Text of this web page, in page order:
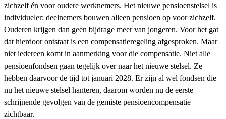
zichzelf én voor oudere werknemers. Het nieuwe pensioenstelsel is
individueler: deelnemers bouwen alleen pensioen op voor zichzelf.
Ouderen krijgen dan geen bijdrage meer van jongeren. Voor het gat
dat hierdoor ontstaat is een compensatieregeling afgesproken. Maar
niet iedereen komt in aanmerking voor die compensatie. Niet alle
pensioenfondsen gaan tegelijk over naar het nieuwe stelsel. Ze
hebben daarvoor de tijd tot januari 2028. Er zijn al wel fondsen die
nu het nieuwe stelsel hanteren, daarom worden nu de eerste
schrijnende gevolgen van de gemiste pensioencompensatie
zichtbaar.